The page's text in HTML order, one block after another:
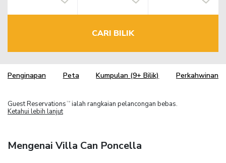
CARI BILIK
Penginapan Peta Kumpulan (9+ Bilik) Perkahwinan
Guest Reservations TM ialah rangkaian pelancongan bebas.
Ketahui lebih lanjut
Mengenai Villa Can Poncella